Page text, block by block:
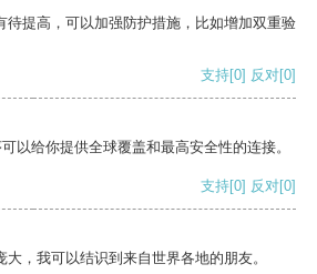
待提高，可以加强防护措施，比如增加双重验
支持[0] 反对[0]
以给你提供全球覆盖和最高安全性的连接。
支持[0] 反对[0]
，我可以结识到来自世界各地的朋友。